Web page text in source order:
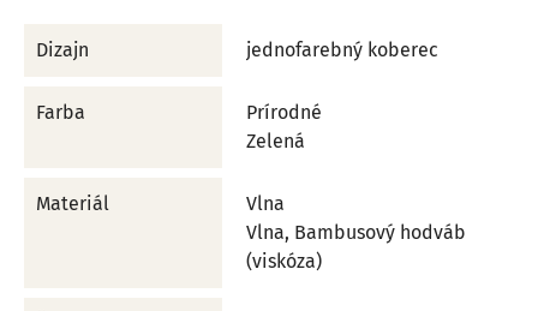
Dizajn jednofarebný koberec
Farba
Prírodné
Zelená
Materiál
Vlna
Vlna, Bambusový hodváb
(viskóza)